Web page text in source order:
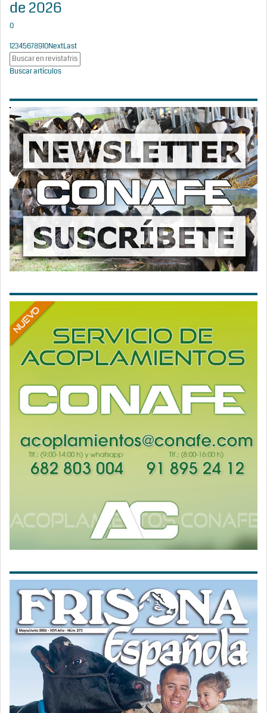
de 2026
0
12345678910NextLast
Buscar artículos